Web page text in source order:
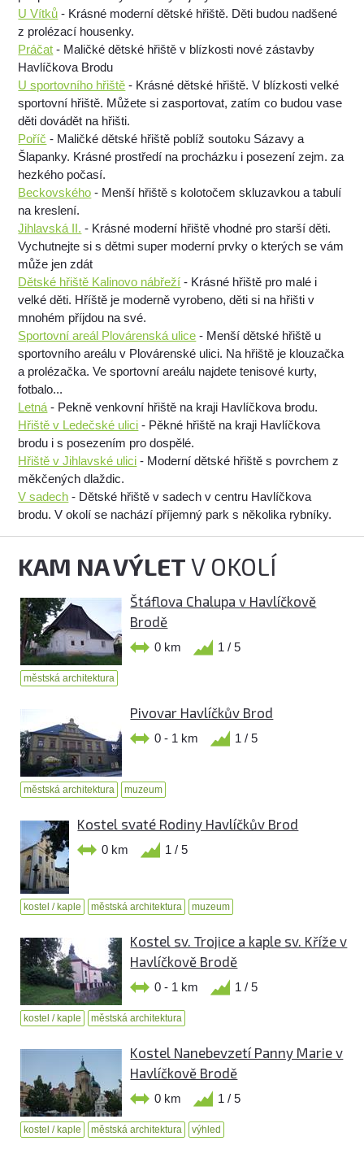
U Vítků - Krásné moderní dětské hřiště. Děti budou nadšené
z prolézací housenky.
Práčat - Maličké dětské hřiště v blízkosti nové zástavby
Havlíčkova Brodu
U sportovního hřiště - Krásné dětské hřiště. V blízkosti velké
sportovní hřiště. Můžete si zasportovat, zatím co budou vase
děti dovádět na hřišti.
Poříč - Maličké dětské hřiště poblíž soutoku Sázavy a
Šlapanky. Krásné prostředí na procházku i posezení zejm. za
hezkého počasí.
Beckovského - Menší hřiště s kolotočem skluzavkou a tabulí
na kreslení.
Jihlavská II. - Krásné moderní hřiště vhodné pro starší děti.
Vychutnejte si s dětmi super moderní prvky o kterých se vám
může jen zdát
Dětské hřiště Kalinovo nábřeží - Krásné hřiště pro malé i
velké děti. Hříště je moderně vyrobeno, děti si na hřišti v
mnohém příjdou na své.
Sportovní areál Plovárenská ulice - Menší dětské hřiště u
sportovního areálu v Plovárenské ulici. Na hřiště je klouzačka
a prolézačka. Ve sportovní areálu najdete tenisové kurty,
fotbalo...
Letná - Pekně venkovní hřiště na kraji Havlíčkova brodu.
Hřiště v Ledečské ulici - Pěkné hřiště na kraji Havlíčkova
brodu i s posezením pro dospělé.
Hřiště v Jihlavské ulici - Moderní dětské hřiště s povrchem z
měkčených dlaždic.
V sadech - Dětské hřiště v sadech v centru Havlíčkova
brodu. V okolí se nachází příjemný park s několika rybníky.
KAM NA VÝLETV OKOLÍ
Štáflova Chalupa v Havlíčkově
Brodě
0 km 1 / 5
městská architektura
Pivovar Havlíčkův Brod
0 - 1 km 1 / 5
městská architektura muzeum
Kostel svaté Rodiny Havlíčkův Brod
0 km 1 / 5
kostel / kaple městská architektura muzeum
Kostel sv. Trojice a kaple sv. Kříže v
Havlíčkově Brodě
0 - 1 km 1 / 5
kostel / kaple městská architektura
Kostel Nanebevzetí Panny Marie v
Havlíčkově Brodě
0 km 1 / 5
kostel / kaple městská architektura výhled